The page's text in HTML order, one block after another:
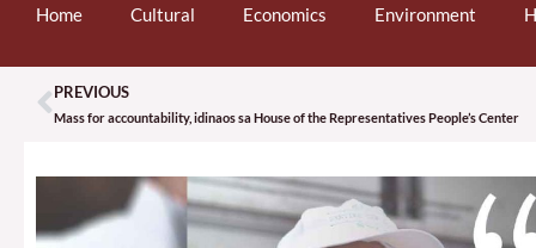
Home Cultural Economics Environment
Prev
PREVIOUS
Mass for accountability, idinaos sa House of the Representatives People’s Center